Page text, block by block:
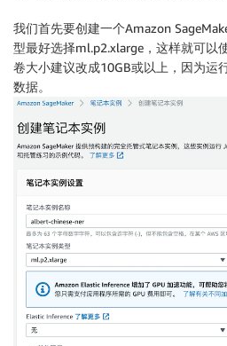
我们首先要创建一个Amazon
型最好选择ml.p2.xlarge，这样就可以
卷大小建议改成10GB或以上，因为运
数据。